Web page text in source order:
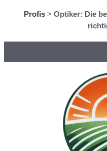
Profis> Optiker: Die